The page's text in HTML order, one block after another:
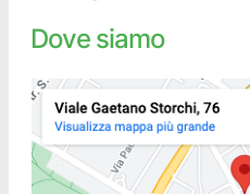
Dove siamo